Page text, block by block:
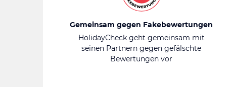
Gemeinsam gegen Fakebewertungen
HolidayCheck geht gemeinsam mit
seinen Partnern gegen gefälschte
Bewertungen vor